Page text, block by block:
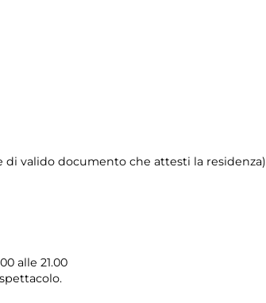
valido documento che attesti la residenza)
alle 21.00